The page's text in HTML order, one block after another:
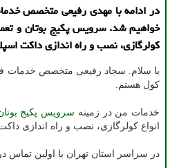
در ادامه با مهدی رفیعی متخصص
خواهیم شد. سرویس پكیج بوتان و
كولرگازی، نصب و راه اندازی داكت
با سلام. سجاد رفیعی متخصص خدمات
کول هستم.
خدمات من در زمینه سرویس پکیج
انواع کولرگازی، نصب و راه اندازی
در سراسر استان تهران با اولین تماس